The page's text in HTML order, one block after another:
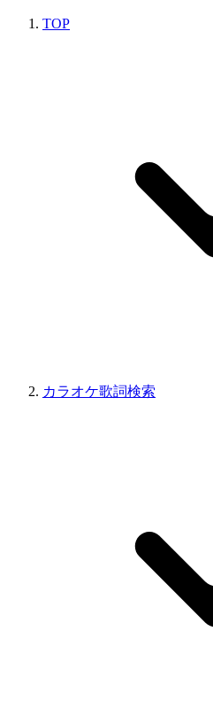
TOP
カラオケ歌詞検索